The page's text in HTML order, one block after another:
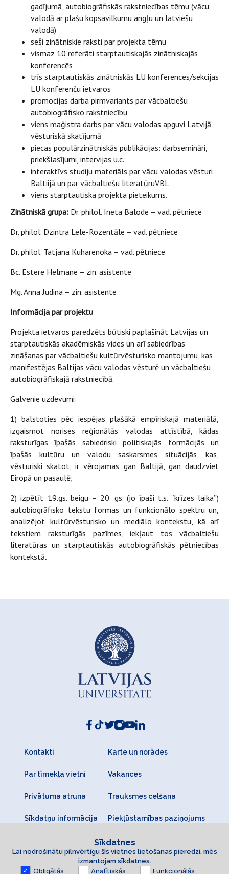
gadījumā, autobiogrāfiskās rakstniecības tēmu (vācu
valodā ar plašu kopsavilkumu angļu un latviešu
valodā)
seši zinātniskie raksti par projekta tēmu
vismaz 10 referāti starptautiskajās zinātniskajās
konferencēs
trīs starptautiskās zinātniskās LU konferences/sekcijas
LU konferenču ietvaros
promocijas darba pirmvariants par vācbaltiešu
autobiogrāfisko rakstniecību
viens maģistra darbs par vācu valodas apguvi Latvijā
vēsturiskā skatījumā
piecas populārzinātniskās publikācijas: darbsemināri,
priekšlasījumi, intervijas u.c.
interaktīvs studiju materiāls par vācu valodas vēsturi
Baltiijā un par vācbaltiešu literatūruVBL
viens starptautiska projekta pieteikums.
Zinātniskā grupa: Dr. philol. Ineta Balode – vad. pētniece
Dr. philol. Dzintra Lele-Rozentāle – vad. pētniece
Dr. philol. Tatjana Kuharenoka – vad. pētniece
Bc. Estere Helmane – zin. asistente
Mg. Anna Judina – zin. asistente
Informācija par projektu
Projekta ietvaros paredzēts būtiski paplašināt Latvijas un
starptautiskās akadēmiskās vides un arī sabiedrības
zināšanas par vācbaltiešu kultūrvēsturisko mantojumu, kas
manifestējas Baltijas vācu valodas vēsturē un vācbaltiešu
autobiogrāfiskajā rakstniecībā.
Galvenie uzdevumi:
1) balstoties pēc iespējas plašākā empīriskajā materiālā,
izgaismot norises reģionālās valodas attīstībā, kādas
raksturīgas īpašās sabiedriski politiskajās formācijās un
īpašās kultūru un valodu saskarsmes situācijās, kas,
vēsturiski skatot, ir vērojamas gan Baltijā, gan daudzviet
Eiropā un pasaulē;
2) izpētīt 19.gs. beigu – 20. gs. (jo īpaši t.s. “krīzes laika”)
autobiogrāfisko tekstu formas un funkcionālo spektru un,
analizējot kultūrvēsturisko un mediālo kontekstu, kā arī
tekstiem raksturīgās pazīmes, iekļaut tos vācbaltiešu
literatūras un starptautiskās autobiogrāfiskās pētniecības
kontekstā.
Kontakti Karte un norādes
Par tīmekļa vietni Vakances
Privātuma atruna Trauksmes celšana
Sīkdatņu informācija Piekļūstamības paziņojums
Sīkdatnes
Lai nodrošinātu pilnvērtīgu šīs vietnes lietošanas pieredzi, mēs
izmantojam sīkdatnes.
Obligātās Analītiskās Funkcionālās